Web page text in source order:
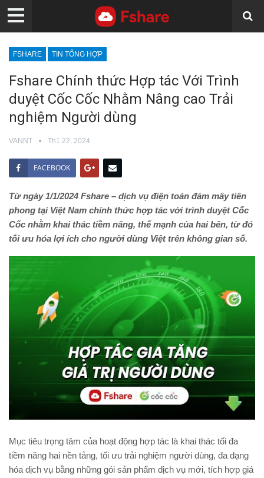
FSHARE TIN TỔNG HỢP
Fshare Chính thức Hợp tác Với Trình
duyệt Cốc Cốc Nhằm Nâng cao Trải
nghiệm Người dùng
VANNT Th1 22, 2024
FACEBOOK
Từ ngày 1/1/2024 Fshare – dịch vụ điện toán đám mây tiên
phong tại Việt Nam chính thức hợp tác với trình duyệt Cốc
Cốc nhằm khai thác tiềm năng, thế mạnh của hai bên, từ đó
tối ưu hóa lợi ích cho người dùng Việt trên không gian số.
Mục tiêu trọng tâm của hoạt động hợp tác là khai thác tối đa
tiềm năng hai nền tảng, tối ưu trải nghiệm người dùng, đa dạng
hóa dịch vụ bằng những gói sản phẩm dịch vụ mới, tích hợp giá